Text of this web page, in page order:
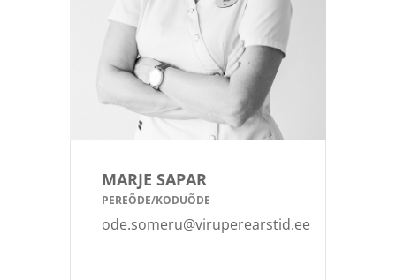
MARJE SAPAR
PEREÕDE/KODUÕDE
ode.someru@viruperearstid.ee